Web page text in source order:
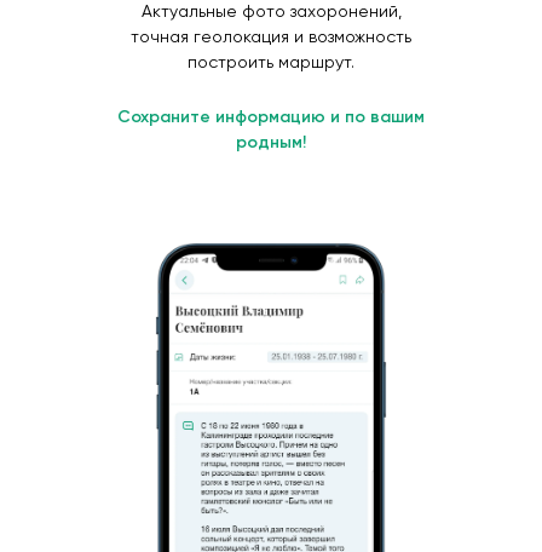
Актуальные фото захоронений,
точная геолокация и возможность
построить маршрут.
Сохраните информацию и по вашим
родным!